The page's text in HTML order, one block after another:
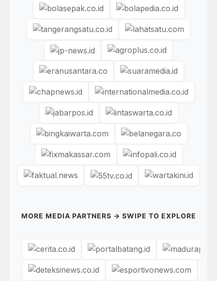
MORE MEDIA PARTNERS → SWIPE TO EXPLORE